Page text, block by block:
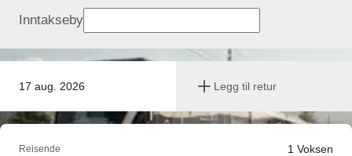
17 aug. 2026 Legg til retur
Inntakseby
Reisende 1 Voksen